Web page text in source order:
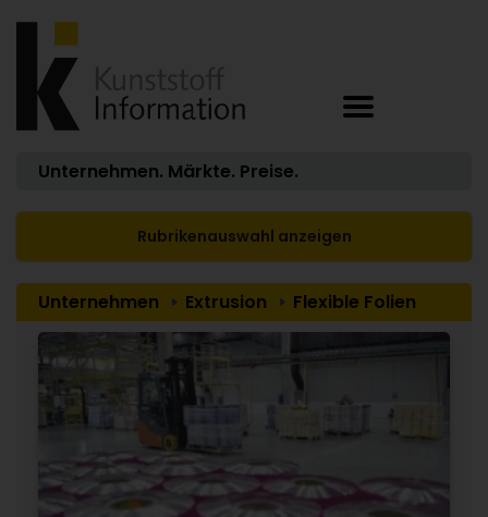
Unternehmen. Märkte. Preise.
Rubrikenauswahl anzeigen
Unternehmen Extrusion Flexible Folien